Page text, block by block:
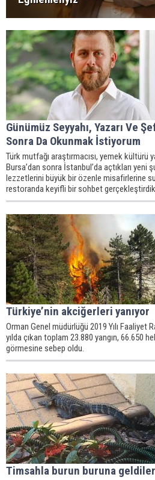
Günümüz Seyyahı, Yazarı Ve
Sonra Da Okunmak İstiyorum
Türk mutfağı araştırmacısı, yemek kültürü
Bursa’dan sonra İstanbul’da açtıkları yeni
lezzetlerini büyük bir özenle misafirlerine
restoranda keyifli bir sohbet
Türkiye’nin akciğerleri yanıyor
Orman Genel müdürlüğü 2019 Yılı Faaliyet
yılda çıkan toplam 23.880 yangın, 66.650
görmesine sebep oldu.
Timsahla burun buruna geldiler